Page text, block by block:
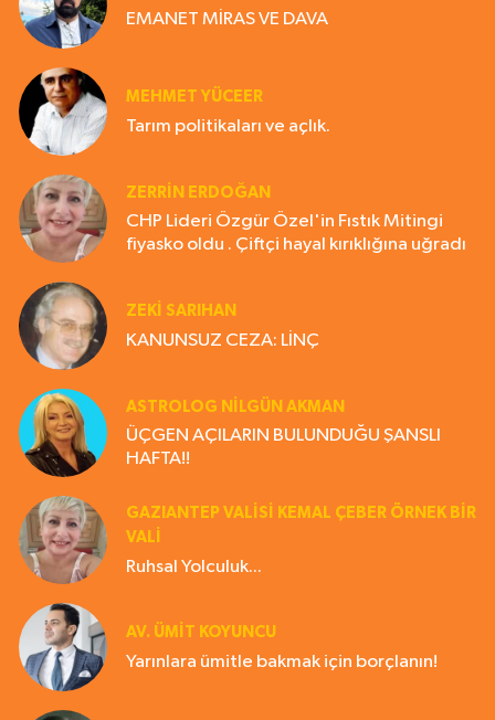
EMANET MİRAS VE DAVA
MEHMET YÜCEER
Tarım politikaları ve açlık.
ZERRIN ERDOĞAN
CHP Lideri Özgür Özel'in Fıstık Mitingi
fiyasko oldu . Çiftçi hayal kırıklığına uğradı
ZEKI SARIHAN
KANUNSUZ CEZA: LİNÇ
ASTROLOG NILGÜN AKMAN
ÜÇGEN AÇILARIN BULUNDUĞU ŞANSLI
HAFTA!!
GAZIANTEP VALISI KEMAL ÇEBER ÖRNEK BİR
VALİ
Ruhsal Yolculuk...
AV. ÜMIT KOYUNCU
Yarınlara ümitle bakmak için borçlanın!